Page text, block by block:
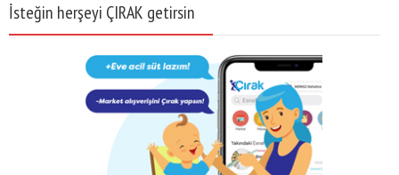
İsteğin herşeyi ÇIRAK getirsin